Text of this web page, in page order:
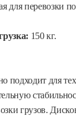
для перевозки
150 кг.
подходит для
грузов.